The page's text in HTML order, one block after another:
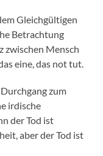
Gleichgültigen
Betrachtung
zwischen Mensch
eine, das not tut.
zum
irdische
der Tod ist
aber der Tod ist